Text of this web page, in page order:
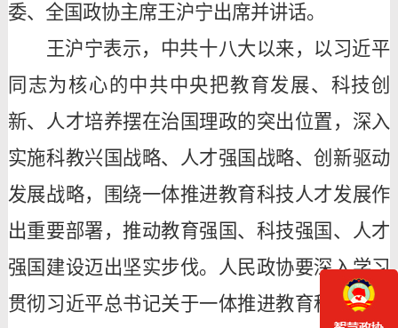
委、全国政协主席王沪宁出席并讲话。
王沪宁表示，中共十八大以来，以习近平
同志为核心的中共中央把教育发展、科技创
新、人才培养摆在治国理政的突出位置，深入
实施科教兴国战略、人才强国战略、创新驱动
发展战略，围绕一体推进教育科技人才发展作
出重要部署，推动教育强国、科技强国、人才
强国建设迈出坚实步伐。人民政协要深入学习
贯彻习近平总书记关于一体推进教育科技人才